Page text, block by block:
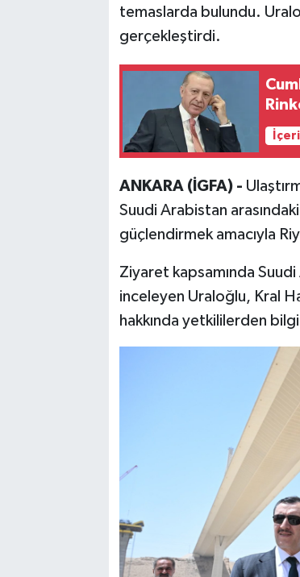
temaslarda bulundu.
gerçekleştirdi.
ANKARA (İGFA) -
Suudi Arabistan
güçlendirmek amacıyla
Ziyaret kapsamında Suudi
inceleyen Uraloğlu, Kral
hakkında yetkililerden bilgi